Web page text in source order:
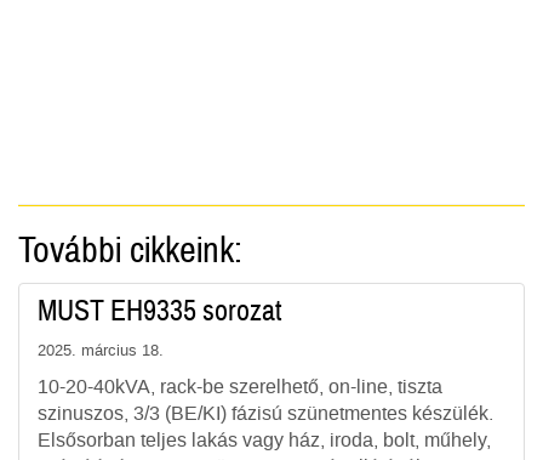
További cikkeink:
MUST EH9335 sorozat
2025. március 18.
10-20-40kVA, rack-be szerelhető, on-line, tiszta
szinuszos, 3/3 (BE/KI) fázisú szünetmentes készülék.
Elsősorban teljes lakás vagy ház, iroda, bolt, műhely,